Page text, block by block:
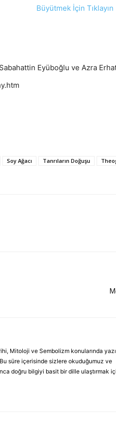
Eyüboğlu ve Azra
Soy Ağacı Tanrıların Doğuşu
Mitoloji ve Sembolizm konularında
süre içerisinde sizlere okuduğumuz ve
doğru bilgiyi basit bir dille ulaştırmak